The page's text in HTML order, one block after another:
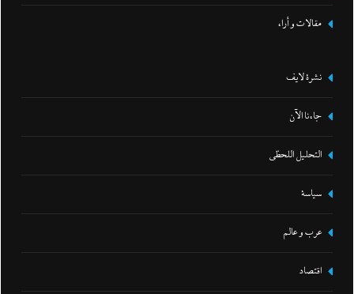
مقالات و أراء
نشرة لايف
جاءنا الآن
التحليل اللحظي
سياسة
عرب و عالم
اقتصاد